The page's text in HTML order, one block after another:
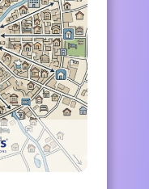
Ospitalità in